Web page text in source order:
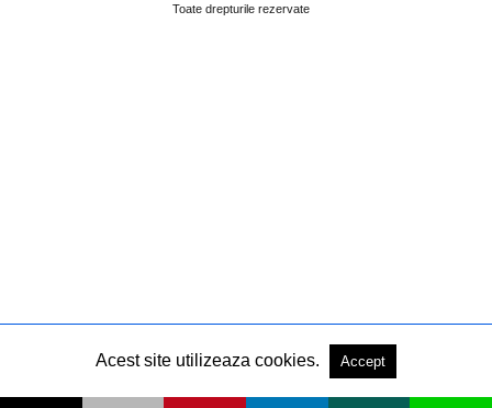
Toate drepturile rezervate
Acest site utilizeaza cookies. Accept